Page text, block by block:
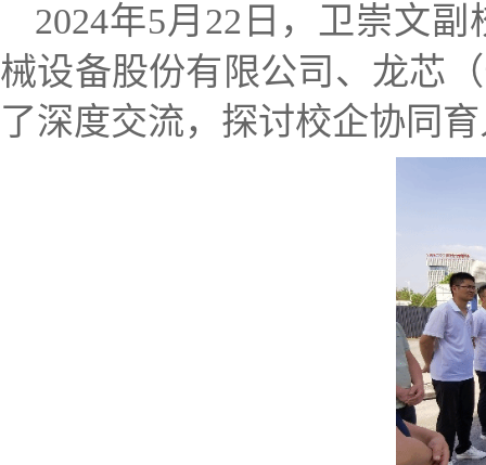
2024年5月 22 日 ， 卫崇文副
械设备股份有限公司、龙芯
了深度交流，探讨校企协同